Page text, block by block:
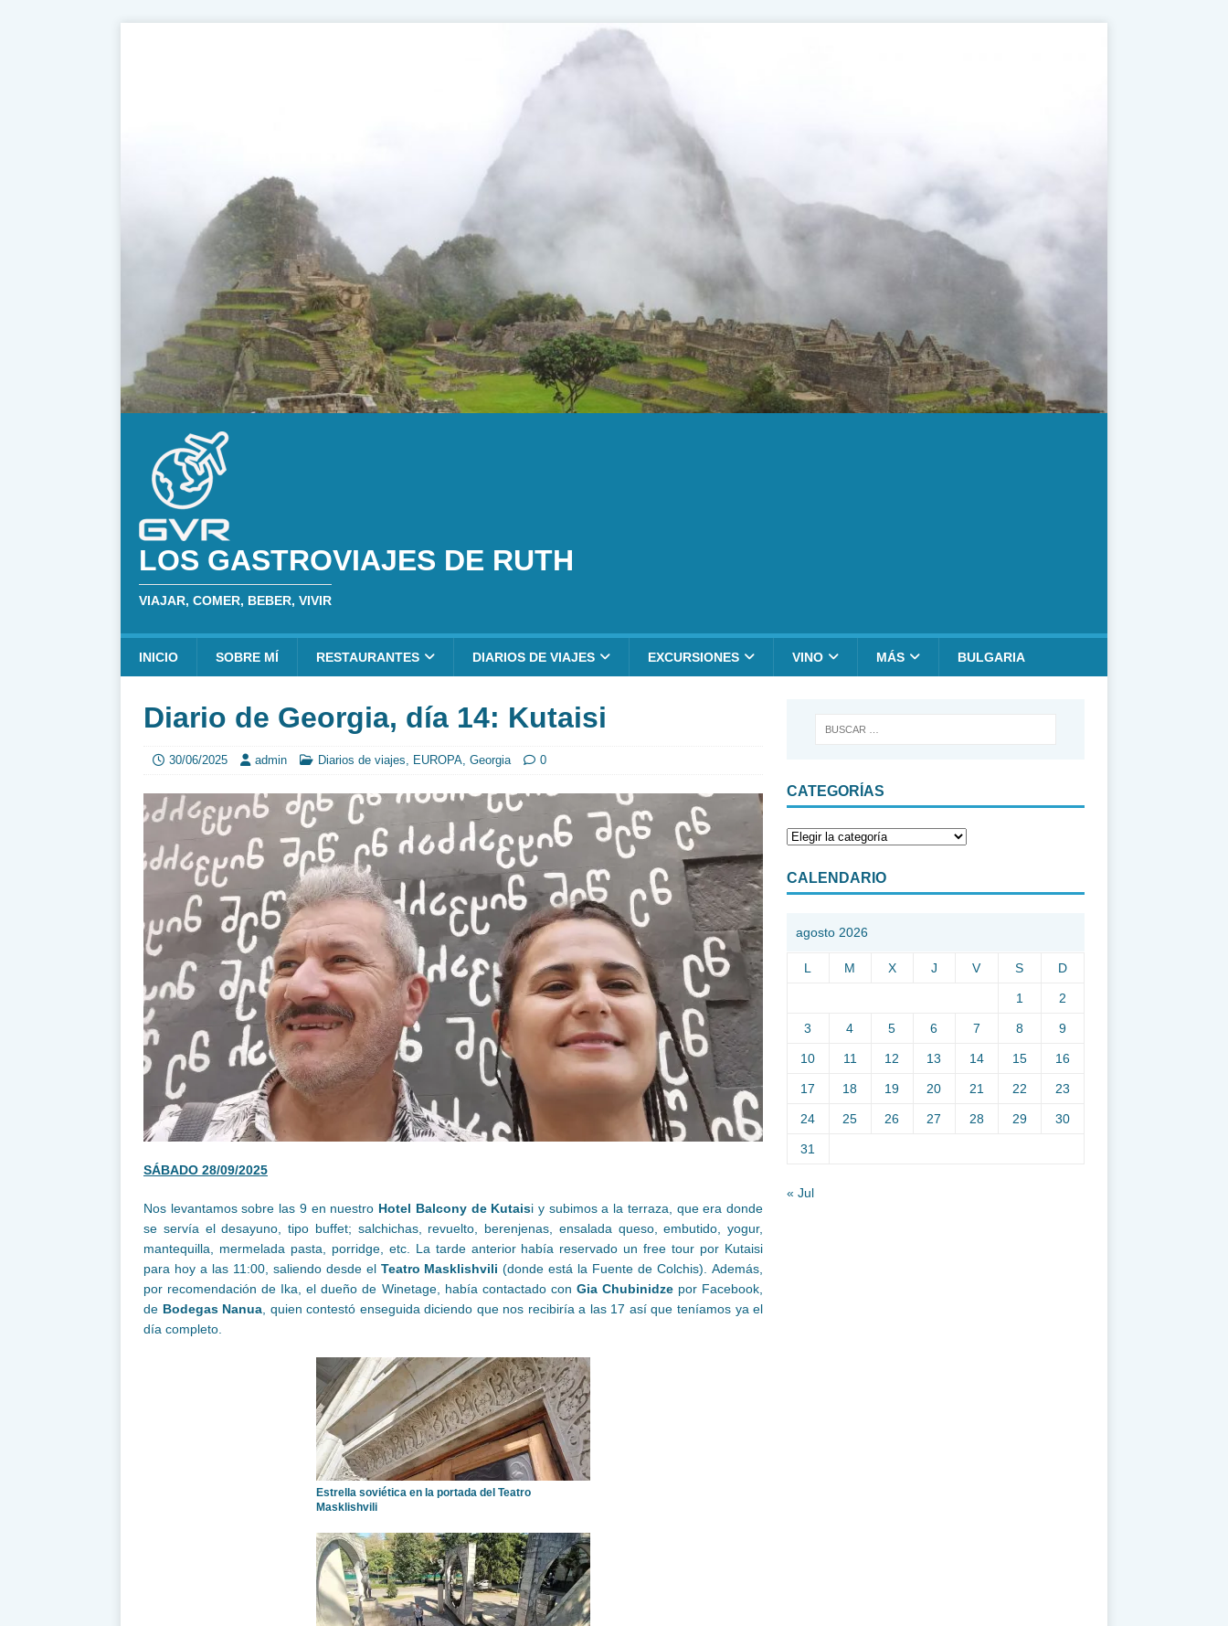
LOS GASTROVIAJES DE RUTH
VIAJAR, COMER, BEBER, VIVIR
INICIO SOBRE MÍ RESTAURANTES DIARIOS DE VIAJES EXCURSIONES VINO MÁS BULGARIA
Diario de Georgia, día 14: Kutaisi
30/06/2025 admin Diarios de viajes EUROPA Georgia 0
SÁBADO 28/09/2025
Nos levantamos sobre las 9 en nuestro Hotel Balcony de Kutaisi y subimos a la terraza, que era donde
se servía el desayuno, tipo buffet; salchichas, revuelto, berenjenas, ensalada queso, embutido, yogur,
mantequilla, mermelada pasta, porridge, etc. La tarde anterior había reservado un free tour por Kutaisi
para hoy a las 11:00, saliendo desde el Teatro Masklishvili (donde está la Fuente de Colchis). Además,
por recomendación de Ika, el dueño de Winetage, había contactado con Gia Chubinidzepor Facebook,
de Bodegas Nanua , quien contestó enseguida diciendo que nos recibiría a las 17 así que teníamos ya el
día completo.
Estrella soviética en la portada del Teatro
Masklishvili
CATEGORÍAS
CALENDARIO
agosto 2026
L M X J V S D
1 2
3 4 5 6 7 8 9
10 11 12 13 14 15 16
17 18 19 20 21 22 23
24 25 26 27 28 29 30
31
« Jul